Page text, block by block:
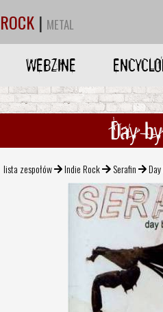
ROCK | METAL
WEBZINE
Day
lista zespołów Indie Rock Serafin